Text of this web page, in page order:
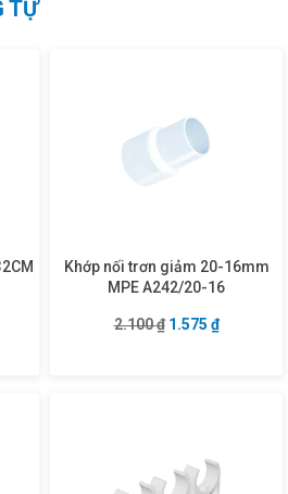
TỰ
₫.
hiện tại là: 57.675 ₫.
Khớp nối trơn giảm 20-16mm
MPE A242/20-16
2.100₫ Giá gốc là: 2.100
1.575 ₫Giá hiện